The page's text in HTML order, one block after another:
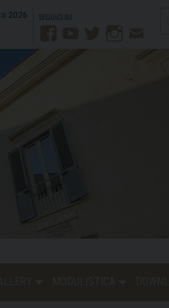
2026
FacebookYouTube Instagram
Contatti